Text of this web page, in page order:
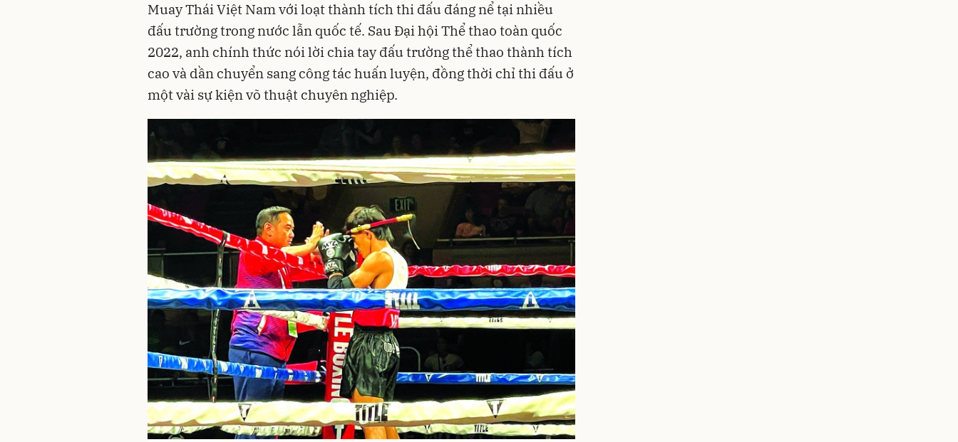
Muay Thái Việt Nam với loạt thành tích thi đấu đáng nể tại nhiều
đấu trường trong nước lẫn quốc tế. Sau Đại hội Thể thao toàn quốc
2022, anh chính thức nói lời chia tay đấu trường thể thao thành tích
cao và dần chuyển sang công tác huấn luyện, đồng thời chỉ thi đấu ở
một vài sự kiện võ thuật chuyên nghiệp.